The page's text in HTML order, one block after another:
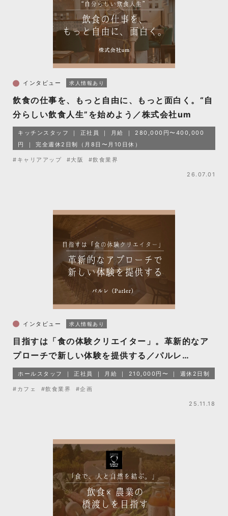
インタビュー 求人情報あり
飲食の仕事を、もっと自由に、もっと面白く。“自
分らしい飲食人生”を始めよう／株式会社um
キッチンスタッフ 正社員 月給
280,000円〜400,000
円
完全週休2日制（月8日〜月10日休）
#キャリアアップ #大阪 #飲食業界
26.07.01
インタビュー 求人情報あり
目指すは「食の体験クリエイター」。革新的なア
プローチで新しい体験を提供する／パルレ
（Parler）
ホールスタッフ 正社員 月給 210,000円〜 週休2日制
#カフェ #飲食業界 #企画
25.11.18